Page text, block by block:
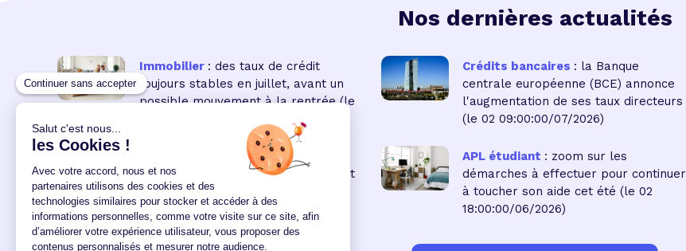
Nos dernières actualités
Immobilier : des taux de crédit
toujours stables en juillet, avant un
possible mouvement à la rentrée (le
Crédits bancaires : la Banque
centrale européenne (BCE) annonce
l'augmentation de ses taux directeurs
(le 02 09:00:00/07/2026)
: la remontée des
taux réduit encore le pouvoir d'achat
des acquéreurs
12:00:00/06/2026)
APL étudiant : zoom sur les
démarches à effectuer pour continuer
à toucher son aide cet été (le 02
18:00:00/06/2026)